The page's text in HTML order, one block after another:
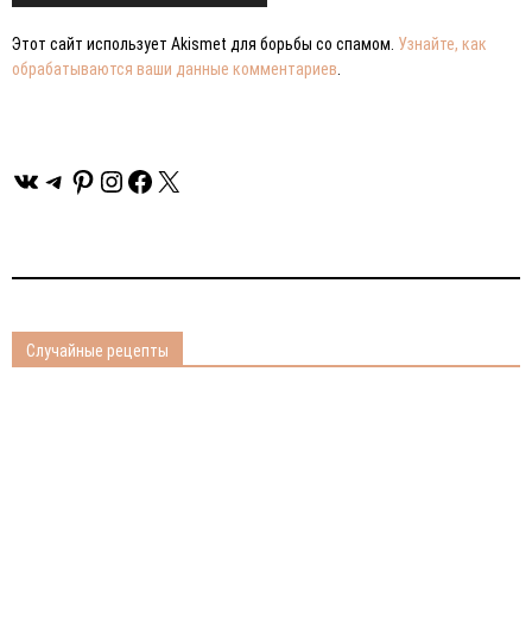
Этот сайт использует Akismet для борьбы со спамом. Узнайте, как
обрабатываются ваши данные комментариев
ВКонтакте
Telegram
Pinterest
Instagram
Facebook
X
Случайные рецепты